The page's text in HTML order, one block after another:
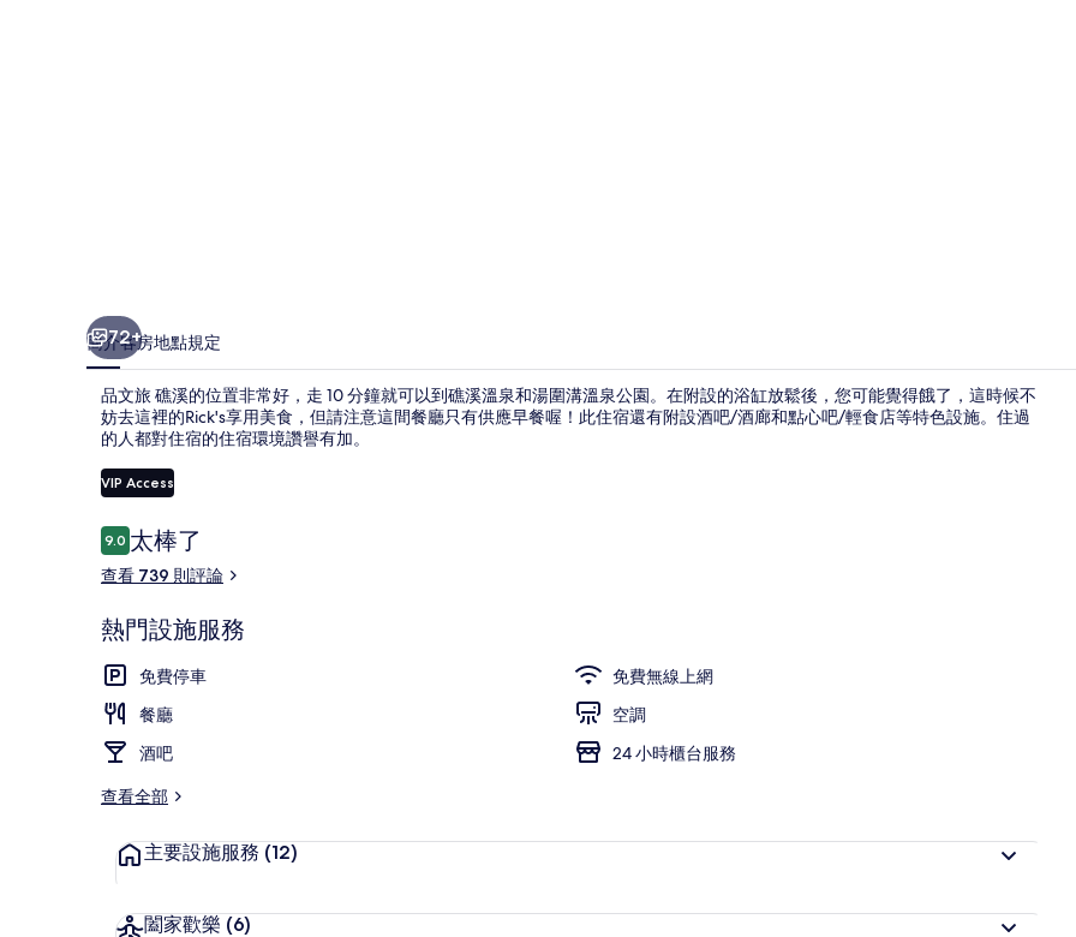
72+
簡介客房地點規定
品文旅 礁溪的位置非常好，走 10 分鐘就可以到礁溪溫泉和湯圍溝溫泉公園。在附設的浴缸放鬆後，您可能覺得餓了，這時候不
妨去這裡的Rick's享用美食，但請注意這間餐廳只有供應早餐喔！此住宿還有附設酒吧/酒廊和點心吧/輕食店等特色設施。住過
的人都對住宿的住宿環境讚譽有加。
VIP Access
評
論
9.09.0 分，滿分 10 分，
太棒了
查看 739 則評論
熱門設施服務
免費停車
免費無線上網
餐廳
空調
酒吧
24 小時櫃台服務
查看全部
主要設施服務 (12)
闔家歡樂 (6)